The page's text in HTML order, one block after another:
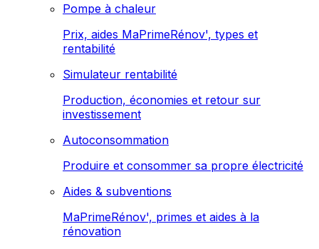
Pompe à chaleur
Prix, aides MaPrimeRénov', types et
rentabilité
Simulateur rentabilité
Production, économies et retour sur
investissement
Autoconsommation
Produire et consommer sa propre électricité
Aides & subventions
MaPrimeRénov', primes et aides à la
rénovation